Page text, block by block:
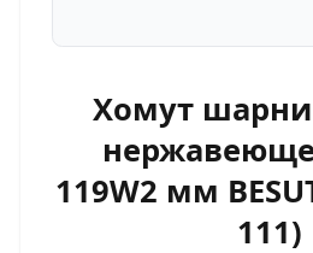
Хомут
119W2 мм
111)